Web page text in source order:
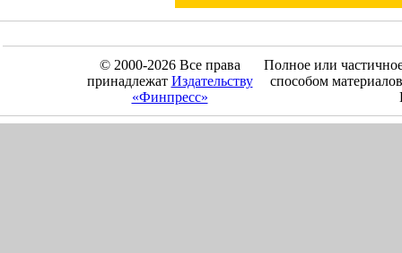
© 2000-2026 Все права
принадлежат Издательству
«Финпресс»
Полное или
способом